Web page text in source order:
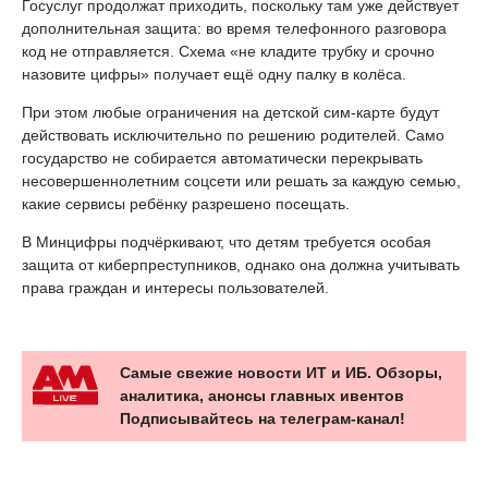
Госуслуг продолжат приходить, поскольку там уже действует
дополнительная защита: во время телефонного разговора
код не отправляется. Схема «не кладите трубку и срочно
назовите цифры» получает ещё одну палку в колёса.
При этом любые ограничения на детской сим-карте будут
действовать исключительно по решению родителей. Само
государство не собирается автоматически перекрывать
несовершеннолетним соцсети или решать за каждую семью,
какие сервисы ребёнку разрешено посещать.
В Минцифры подчёркивают, что детям требуется особая
защита от киберпреступников, однако она должна учитывать
права граждан и интересы пользователей.
Самые свежие новости ИТ и ИБ. Обзоры,
аналитика, анонсы главных ивентов
Подписывайтесь на телеграм-канал!